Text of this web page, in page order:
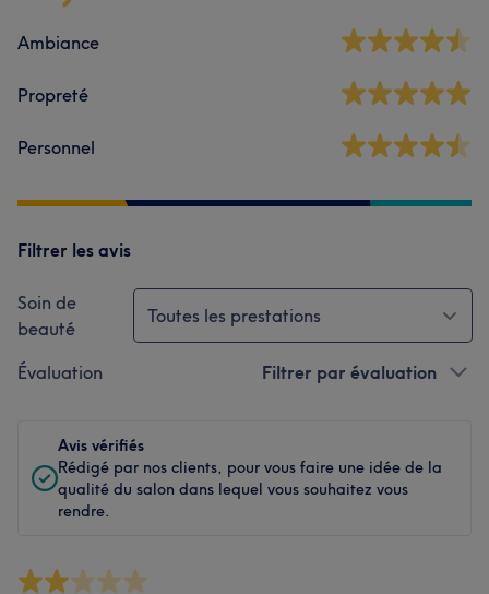
Ambiance
Propreté
Personnel
Filtrer les avis
Soin de
beauté
Toutes les prestations
Évaluation Filtrer par évaluation
Avis vérifiés
Rédigé par nos clients, pour vous faire une idée de la
qualité du salon dans lequel vous souhaitez vous
rendre.